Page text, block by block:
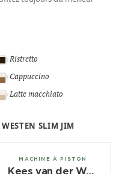
Ristretto
Cappuccino
Latte macchiato
SLIM JIM
2, 3 groupes
MACHINE À PISTON
Kees van der Westen Mirage